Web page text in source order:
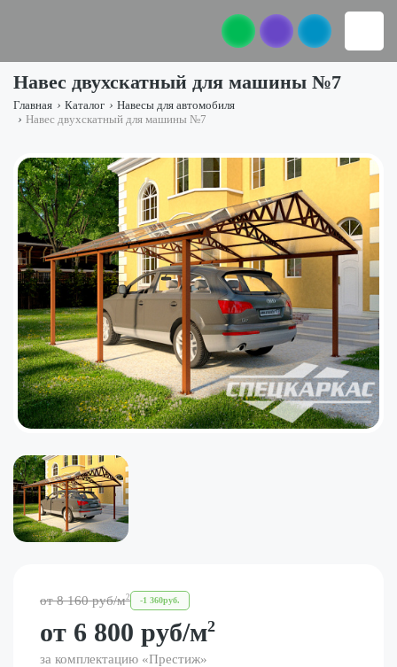
Навес двухскатный для машины №7
Главная › Каталог › Навесы для автомобиля
› Навес двухскатный для машины №7
от8 160 руб/м2 -1 360руб.
от 6 800 руб/м2
за комплектацию «Престиж»